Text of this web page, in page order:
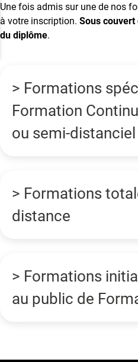
Une fois admis sur une de nos
à votre inscription. Sous
du diplôme.
> Formations
Formation
ou semi-distanciel
> Formations
distance
> Formations
au public de